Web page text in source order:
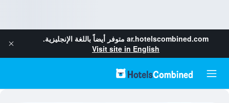
ar.hotelscombined.com متوفر أيضاً باللغة الإنجليزية.
Visit site in English